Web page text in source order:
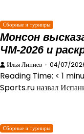
Сборные и турниры
Монсон
ЧМ-2026 и
Илья Линиев 04/07/
Reading Time: < 1
Sports.ru назвал
Сборные и турниры